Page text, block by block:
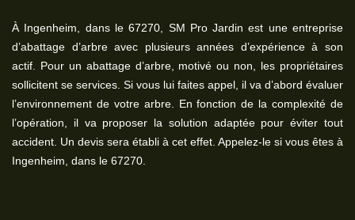
À Ingenheim, dans le 67270, SM Pro Jardin est une entreprise
d’abattage d’arbre avec plusieurs années d’expérience à son
actif. Pour un abattage d’arbre, motivé ou non, les propriétaires
sollicitent se services. Si vous lui faites appel, il va d’abord évaluer
l’environnement de votre arbre. En fonction de la complexité de
l’opération, il va proposer la solution adaptée pour éviter tout
accident. Un devis sera établi à cet effet. Appelez-le si vous êtes à
Ingenheim, dans le 67270.